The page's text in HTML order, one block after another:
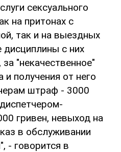
сексуального
на притонах с
так и на выездных
дисциплины с них
"некачественное"
и получения от него
штраф - 3000
гривен, невыход на
в обслуживании
- говорится в